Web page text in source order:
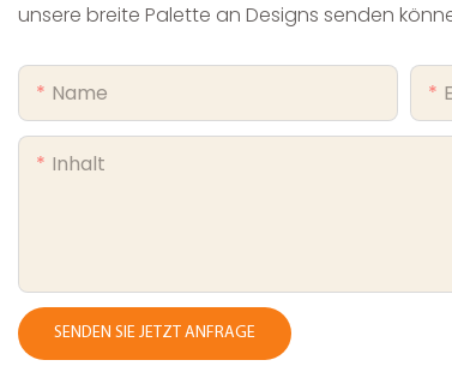
unsere breite Palette an Designs senden
Name
Inhalt
SENDEN SIE JETZT ANFRAGE